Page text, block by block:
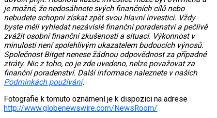
je možné, že nedosáhnete svých finančních cílů nebo
nebudete schopni získat zpět svou hlavní investici. Vždy
byste měli vyhledat nezávislé finanční poradenství a pečlivě
zvážit osobní finanční zkušenosti a situaci. Výkonnost v
minulosti není spolehlivým ukazatelem budoucích výnosů.
Společnost Bitget nenese žádnou odpovědnost za případné
ztráty. Nic z toho, co je zde uvedeno, nelze považovat za
finanční poradenství. Další informace naleznete v našich
Podmínkách používání.
Fotografie k tomuto oznámení je k dispozici na adrese
http://www.globenewswire.com/NewsRoom/